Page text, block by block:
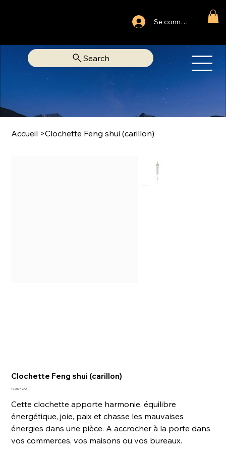
Se connecter
Accueil >Clochette Feng shui (carillon)
Clochette Feng shui (carillon)
Prix
10 000 F CFA
Cette clochette apporte harmonie, équilibre
énergétique, joie, paix et chasse les mauvaises
énergies dans une pièce. A accrocher à la porte dans
vos commerces, vos maisons ou vos bureaux.
LIBRAIRIE SPIRITUELLESearch